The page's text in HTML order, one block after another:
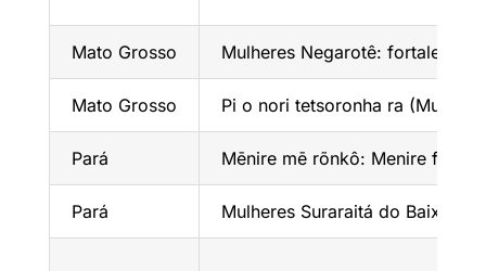
Mato Grosso Mulheres Negarotê:
Mato Grosso Pi o nori tetsoronha ra
Pará Mēnire mē rõnkô: Menire
Pará Mulheres Suraraitá do Baixo